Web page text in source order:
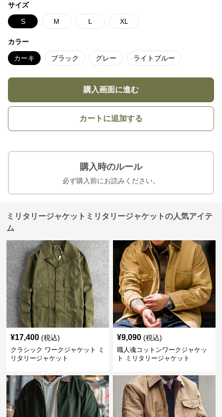
サイズ
S M L XL
カラー
カーキ ブラック グレー ライトブルー
購入画面に進む
カートに追加する
購入時のルール
必ず購入前にお読みください。
ミリタリージャケットミリタリージャケットの人気アイテ
ム
¥17,400 (税込)
クラシック ワークジャケット ミ
リタリージャケット
¥9,090 (税込)
職人魂コットンワークジャケッ
ト ミリタリージャケット